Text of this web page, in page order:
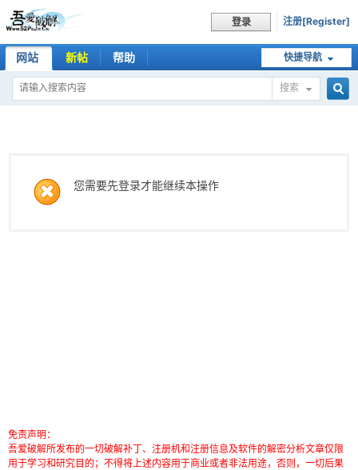
登录 注册[Register]
快捷导航
网站 新帖 帮助
搜索
您需要先登录才能继续本操作
免责声明：
吾爱破解所发布的一切破解补丁、注册机和注册信息及软件的解密分析文章仅限
用于学习和研究目的；不得将上述内容用于商业或者非法用途，否则，一切后果